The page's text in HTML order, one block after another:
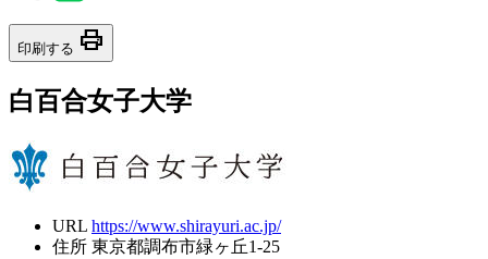
印刷する print
白百合女子大学
URL https://www.shirayuri.ac.jp/
住所 東京都調布市緑ヶ丘1-25